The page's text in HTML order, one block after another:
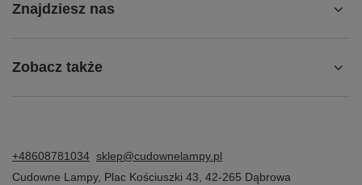
Znajdziesz nas
Zobacz także
+48608781034 sklep@cudownelampy.pl
Cudowne Lampy, Plac Kościuszki 43 42-265 Dąbrowa